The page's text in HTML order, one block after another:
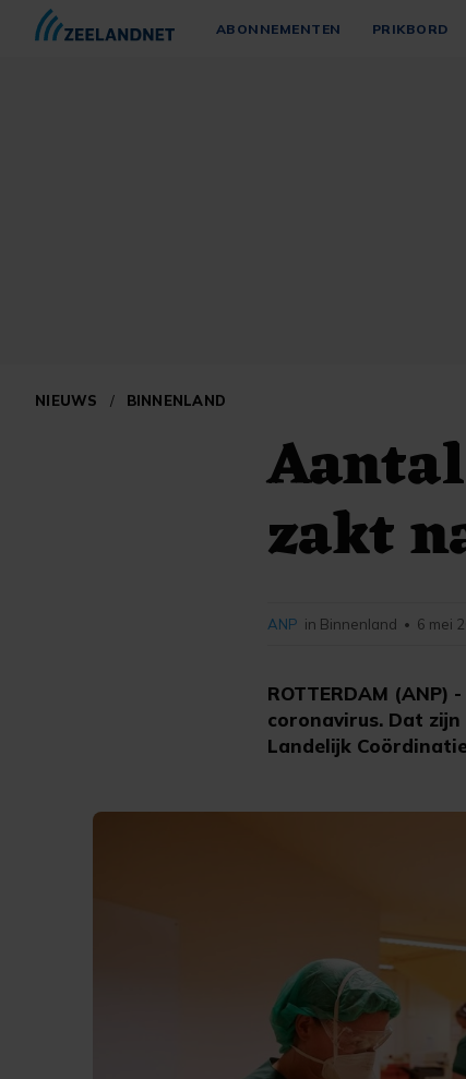
ABONNEMENTEN PRIKBORD
NIEUWS / BINNENLAND
zakt
ROTTERDAM
coronavirus. Dat
Landelijk
ANP in Binnenland • 6 mei